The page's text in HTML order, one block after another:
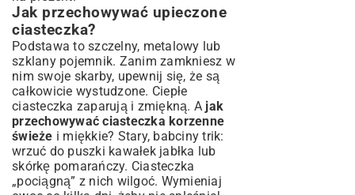
Jak przechowywać upieczone
ciasteczka?
Podstawa to szczelny, metalowy lub
szklany pojemnik. Zanim zamkniesz w
nim swoje skarby, upewnij się, że są
całkowicie wystudzone. Ciepłe
ciasteczka zaparują i zmiękną. A jak
przechowywać ciasteczka korzenne
świeże i miękkie? Stary, babciny trik:
wrzuć do puszki kawałek jabłka lub
skórkę pomarańczy. Ciasteczka
„pociągną” z nich wilgoć. Wymieniaj